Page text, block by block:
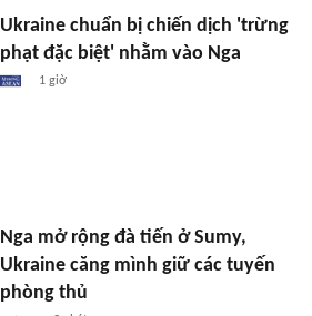
Ukraine chuẩn bị chiến dịch 'trừng
phạt đặc biệt' nhằm vào Nga
1 giờ
Nga mở rộng đà tiến ở Sumy,
Ukraine căng mình giữ các tuyến
phòng thủ